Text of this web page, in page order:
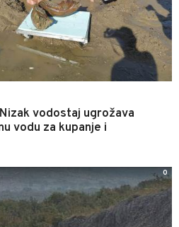
vodostaj ugrožava
vodu za kupanje i
0